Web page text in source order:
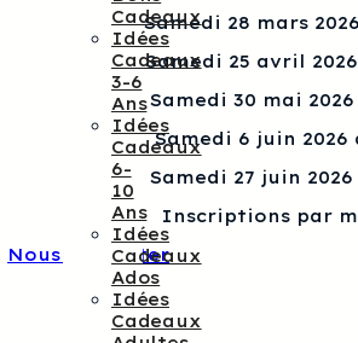
Cadeaux
Idées
Cadeaux
3-6
Ans
Idées
Cadeaux
6-
10
Ans
Idées
Cadeaux
Ados
Idées
Cadeaux
Samedi 28 mars
Samedi 25 avril
Samedi 30 mai 2026
Samedi 6 juin 2026
Samedi 27 juin 2026
Inscriptions par
Nous contacter